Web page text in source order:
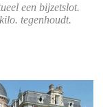
een bijzetslot.
tegenhoudt.